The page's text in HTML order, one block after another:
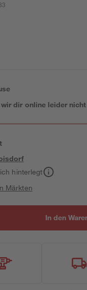
dir online leider
hinterlegt
Märkten
In den